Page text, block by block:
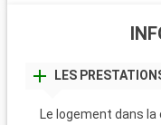
LES
Le logement dans